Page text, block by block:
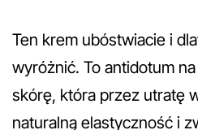
Ten krem ubóstwiacie i
wyróżnić. To antidotum na
skórę, która przez utratę
naturalną elastyczność i